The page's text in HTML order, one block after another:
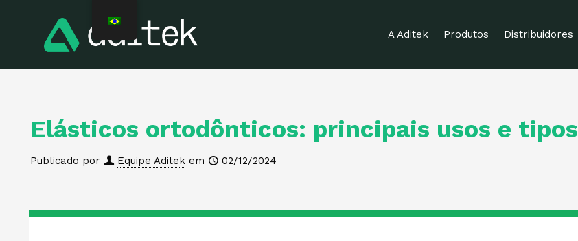
A Aditek Produtos Distribuidores
Elásticos ortodônticos: principais usos e tipos
Publicado por Equipe Aditek em 02/12/2024